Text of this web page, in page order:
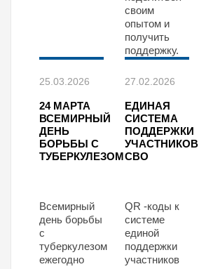
своим
опытом и
получить
поддержку.
25.03.2026
24 МАРТА
ВСЕМИРНЫЙ
ДЕНЬ
БОРЬБЫ С
ТУБЕРКУЛЕЗОМ
Всемирный
день борьбы
с
туберкулезом
ежегодно
27.02.2026
ЕДИНАЯ
СИСТЕМА
ПОДДЕРЖКИ
УЧАСТНИКОВ
СВО
QR -коды к
системе
единой
поддержки
участников